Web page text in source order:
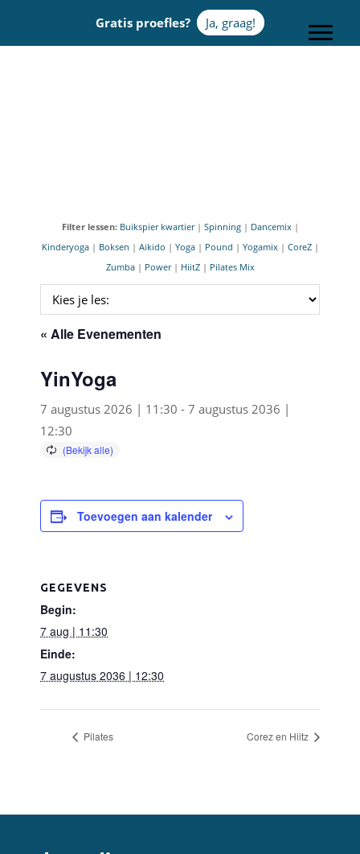
Gratis proefles? Ja, graag!
Filter lessen: Buikspier kwartier| Spinning| Dancemix|
Kinderyoga| Boksen | Aikido | Yoga| Pound | Yogamix| CoreZ|
Zumba| Power| HiitZ| Pilates Mix
« Alle Evenementen
YinYoga
7 augustus 2026 | 11:30 - 7 augustus 2036 |
12:30
Toevoegen aan kalender
GEGEVENS
Begin:
7 aug | 11:30
Einde:
7 augustus 2036 | 12:30
Pilates Corez en Hiitz